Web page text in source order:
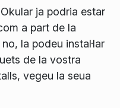
ja podria estar
a part de la
la podeu instal·lar
de la vostra
vegeu la seua